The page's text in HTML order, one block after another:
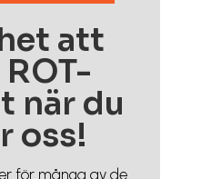
att
när du
oss!
för många av de